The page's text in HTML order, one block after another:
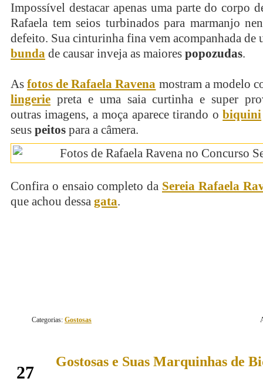
Impossível destacar apenas uma parte do corpo
Rafaela tem seios turbinados para marmanjo
defeito. Sua cinturinha fina vem acompanhada de
bunda de causar inveja as maiores popozudas.
Asfotos de Rafaela Ravena mostram a modelo
lingerie preta e uma saia curtinha e super
outras imagens, a moça aparece tirando obiquini
seus peitos para a câmera.
Confira o ensaio completo da Sereia Rafaela
que achou dessa gata.
Categorias: Gostosas
27
Gostosas e Suas Marquinhas de